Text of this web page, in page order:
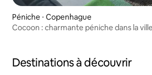
Péniche ⋅ Copenhague
Cocoon : charmante péniche dans la
Destinations à découvrir